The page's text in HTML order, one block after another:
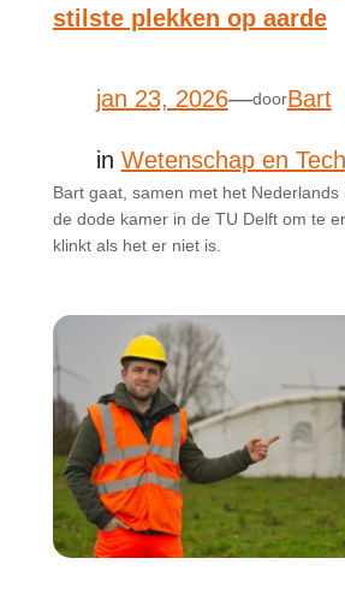
stilste plekken op aarde
jan 23, 2026—doorBart
in Wetenschap en
Bart gaat, samen met het Nederlands
de dode kamer in de TU Delft om te
klinkt als het er niet is.